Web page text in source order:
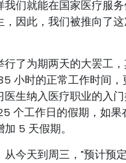
我们就能在国家医疗服
，因此，我们被推向了
行了为期两天的大罢工
小时的正常工作时间，
生纳入医疗职业的入门
个工作日的假期，如果
5 天假期。
从今天到周三，"预计预